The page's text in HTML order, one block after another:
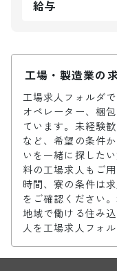
給与
工場・製造業の
工場求人フォルダ
オペレーター、梱
ています。未経験
など、希望の条件
いを一緒に探した
料の工場求人もご
時間、寮の条件は
をご確認ください
地域で働ける住み
人を工場求人フォ